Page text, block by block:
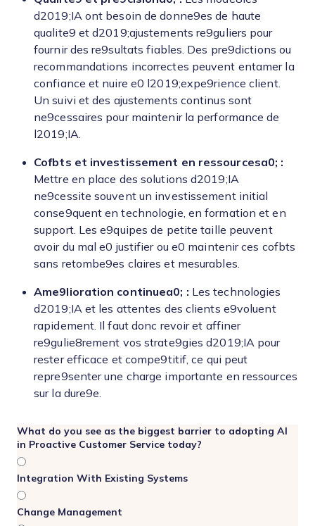
d2019;IA ont besoin de donne9es de haute
qualite9 et d2019;ajustements re9guliers pour
fournir des re9sultats fiables. Des pre9dictions ou
recommandations incorrectes peuvent entamer la
confiance et nuire e0 l2019;expe9rience client.
Un suivi et des ajustements continus sont
ne9cessaires pour maintenir la performance de
l2019;IA.
Cofbts et investissement en ressourcesa0; :
Mettre en place des solutions d2019;IA
ne9cessite souvent un investissement initial
conse9quent en technologie, en formation et en
support. Les e9quipes de petite taille peuvent
avoir du mal e0 justifier ou e0 maintenir ces cofbts
sans retombe9es claires et mesurables.
Ame9lioration continuea0; : Les technologies
d2019;IA et les attentes des clients e9voluent
rapidement. Il faut donc revoir et affiner
re9gulie8rement vos strate9gies d2019;IA pour
rester efficace et compe9titif, ce qui peut
repre9senter une charge importante en ressources
sur la dure9e.
What do you see as the biggest barrier to adopting AI
in Proactive Customer Service today?
Integration With Existing Systems
Change Management